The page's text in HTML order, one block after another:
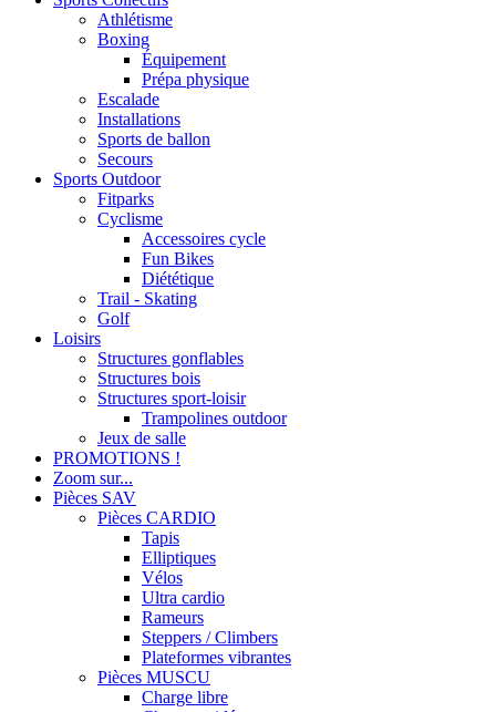
Athlétisme
Boxing
Équipement
Prépa physique
Escalade
Installations
Sports de ballon
Secours
Sports Outdoor
Fitparks
Cyclisme
Accessoires cycle
Fun Bikes
Diététique
Trail - Skating
Golf
Loisirs
Structures gonflables
Structures bois
Structures sport-loisir
Trampolines outdoor
Jeux de salle
PROMOTIONS !
Zoom sur...
Pièces SAV
Pièces CARDIO
Tapis
Elliptiques
Vélos
Ultra cardio
Rameurs
Steppers / Climbers
Plateformes vibrantes
Pièces MUSCU
Charge libre